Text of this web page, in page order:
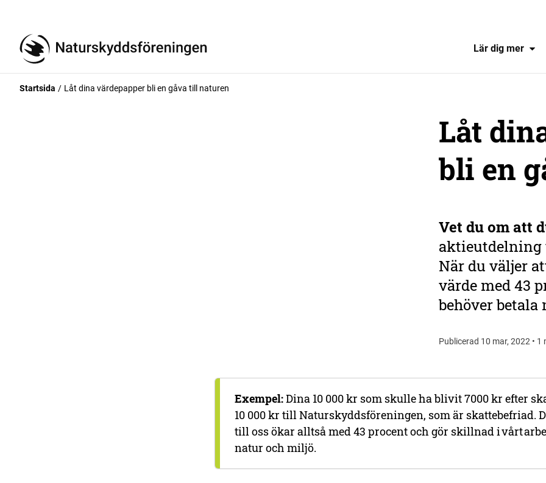
Lär dig mer
Startsida Låt dina värdepapper bli en gåva till naturen
Låt
bli en
Vet du om att
aktieutdelning
När du väljer
värde med 43
behöver
Publicerad 10 mar, 2022 • 1
Exempel:Dina 10 000 kr som skulle ha blivit 7000 kr efter
10 000 kr till Naturskyddsföreningen, som är skattebefriad.
till oss ökar alltså med 43 procent och gör skillnad i vårt
natur och miljö.